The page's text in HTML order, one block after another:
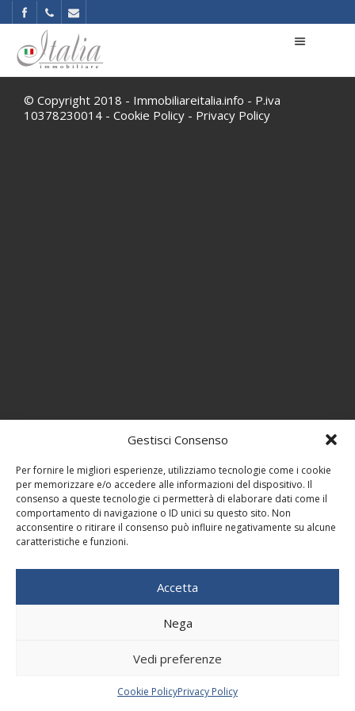
Gestisci Consenso
Per fornire le migliori esperienze, utilizziamo tecnologie come i cookie
per memorizzare e/o accedere alle informazioni del dispositivo. Il
consenso a queste tecnologie ci permetterà di elaborare dati come il
comportamento di navigazione o ID unici su questo sito. Non
acconsentire o ritirare il consenso può influire negativamente su alcune
caratteristiche e funzioni.
Accetta
Nega
Vedi preferenze
Cookie PolicyPrivacy Policy
© Copyright 2018 - Immobiliareitalia.info - P.iva
10378230014 - Cookie Policy - Privacy Policy